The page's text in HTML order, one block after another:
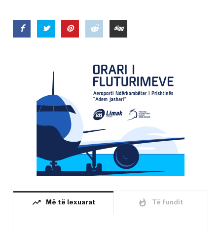
trending_up Më të lexuarat whatshot Të fundit